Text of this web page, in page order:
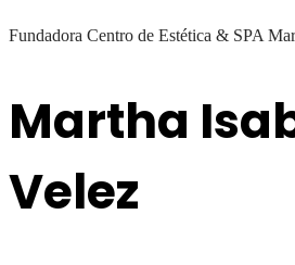
Fundadora Centro de Estética & SPA
Martha
Velez